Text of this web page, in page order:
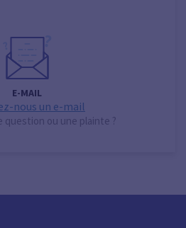
E-MAIL
nous un e-mail
question ou une plainte ?